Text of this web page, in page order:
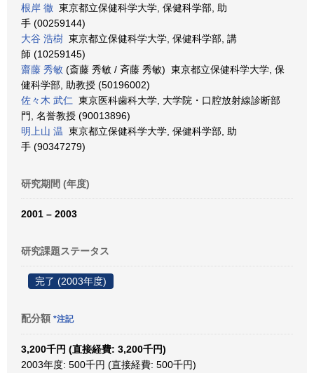
根岸 徹 東京都立保健科学大学, 保健科学部, 助
手 (00259144)
大谷 浩樹 東京都立保健科学大学, 保健科学部, 講
師 (10259145)
齋藤 秀敏 (斎藤 秀敏 / 斉藤 秀敏) 東京都立保健科学大学, 保
健科学部, 助教授 (50196002)
佐々木 武仁 東京医科歯科大学, 大学院・口腔放射線診断部
門, 名誉教授 (90013896)
明上山 温 東京都立保健科学大学, 保健科学部, 助
手 (90347279)
研究期間 (年度)
2001 – 2003
研究課題ステータス
完了 (2003年度)
配分額 *注記
3,200千円 (直接経費: 3,200千円)
2003年度: 500千円 (直接経費: 500千円)